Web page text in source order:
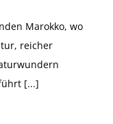
Marokko, wo
reicher
[...]